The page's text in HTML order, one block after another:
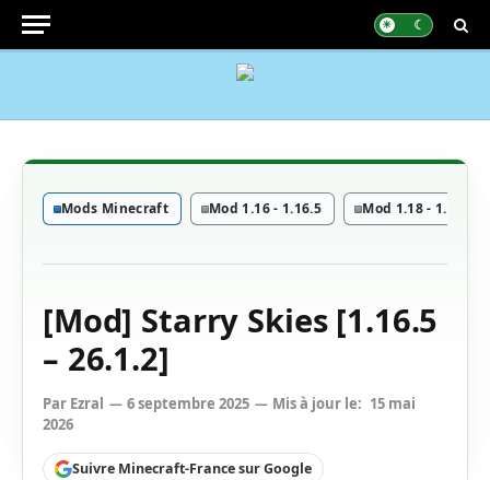
Mods Minecraft Mod 1.16 - 1.16.5 Mod 1.18 - 1.18.2
[Mod] Starry Skies [1.16.5
– 26.1.2]
Par Ezral 6 septembre 2025 Mis à jour le: 15 mai
2026
Suivre Minecraft-France sur Google